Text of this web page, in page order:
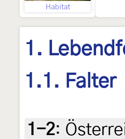
Habitat
1.
1.1. Falter
1-2: